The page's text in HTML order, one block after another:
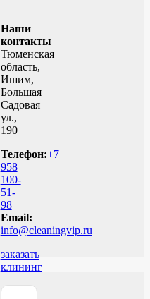
Наши
контакты
Тюменская
область,
Ишим,
Большая
Садовая
ул.,
190
Телефон:+7
958
100-
51-
98
Email:
info@cleaningvip.ru
заказать
клининг